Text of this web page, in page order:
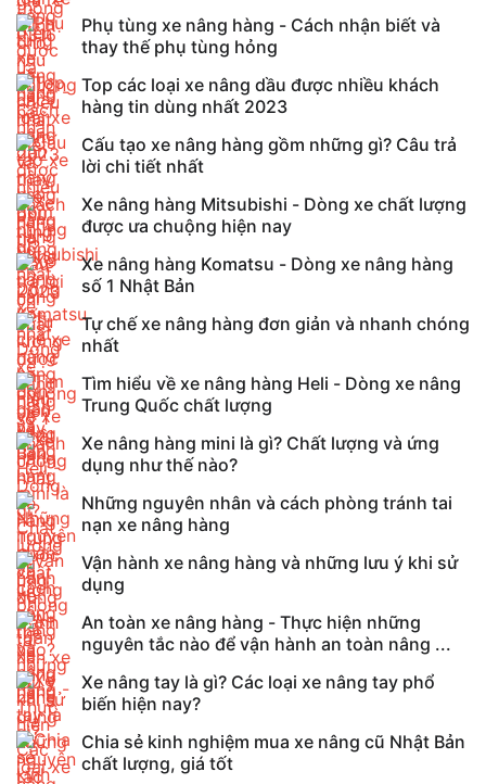
Phụ tùng xe nâng hàng - Cách nhận biết và
thay thế phụ tùng hỏng
Top các loại xe nâng dầu được nhiều khách
hàng tin dùng nhất 2023
Cấu tạo xe nâng hàng gồm những gì? Câu trả
lời chi tiết nhất
Xe nâng hàng Mitsubishi - Dòng xe chất lượng
được ưa chuộng hiện nay
Xe nâng hàng Komatsu - Dòng xe nâng hàng
số 1 Nhật Bản
Tự chế xe nâng hàng đơn giản và nhanh chóng
nhất
Tìm hiểu về xe nâng hàng Heli - Dòng xe nâng
Trung Quốc chất lượng
Xe nâng hàng mini là gì? Chất lượng và ứng
dụng như thế nào?
Những nguyên nhân và cách phòng tránh tai
nạn xe nâng hàng
Vận hành xe nâng hàng và những lưu ý khi sử
dụng
An toàn xe nâng hàng - Thực hiện những
nguyên tắc nào để vận hành an toàn nâng ...
Xe nâng tay là gì? Các loại xe nâng tay phổ
biến hiện nay?
Chia sẻ kinh nghiệm mua xe nâng cũ Nhật Bản
chất lượng, giá tốt